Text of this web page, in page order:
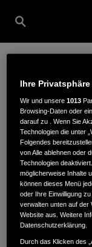
ZG
Eisenbahnstraße 3/3,
Ihre
Wir und unsere1013
Browsing-Daten oder
darauf zu . Wenn Sie
Technologien die unter
Folgendes
von Alle ablehnen oder
Technologien
möglicherweise Inhalte
können dieses Menü
oder Ihre Einwilligung
verwalten unten auf der
Website aus. Weitere
Datenschutzerklärung.
Durch das Klicken des